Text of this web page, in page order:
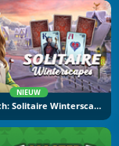
NIEUW
Jewel Match: Solitaire Winterscapes